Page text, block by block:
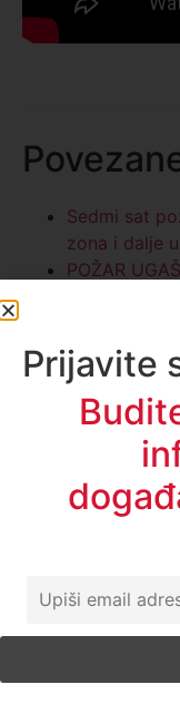
Sedmi sat
zona i dalje
POŽAR
Pazaru
Požar se širi
na terenu
Požar u
Veliki požar
LinkedIn